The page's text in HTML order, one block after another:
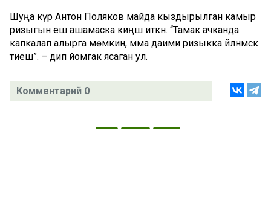
Шуңа күрә Антон Поляков майда кыздырылган камыр
ризыгын еш ашамаска киңәш иткән. “Тамак ачканда
капкалап алырга мөмкин, әмма даими ризыкка әйләнмәскә
тиеш”. – дип йомгак ясаган ул.
Комментарий 0